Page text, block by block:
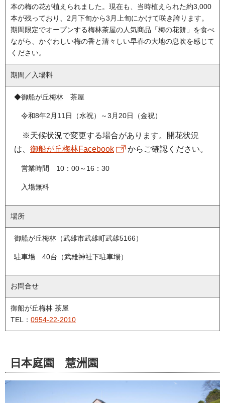
本の梅の花が植えられました。現在も、当時植えられた約3,000
本が残っており、2月下旬から3月上旬にかけて咲き誇ります。
期間限定でオープンする梅林茶屋の人気商品「梅の花餅」を食べ
ながら、かぐわしい梅の香と清々しい早春の大地の息吹を感じて
ください。
期間／入場料
◆御船が丘梅林 茶屋
令和8年2月11日（水祝）～3月20日（金祝）
※天候状況で変更する場合があります。開花状況
は、 御船が丘梅林Facebook からご確認ください。
営業時間 10：00～16：30
入場無料
場所
御船が丘梅林（武雄市武雄町武雄5166）
駐車場 40台（武雄神社下駐車場）
お問合せ
御船が丘梅林 茶屋
TEL： 0954-22-2010
日本庭園 慧洲園